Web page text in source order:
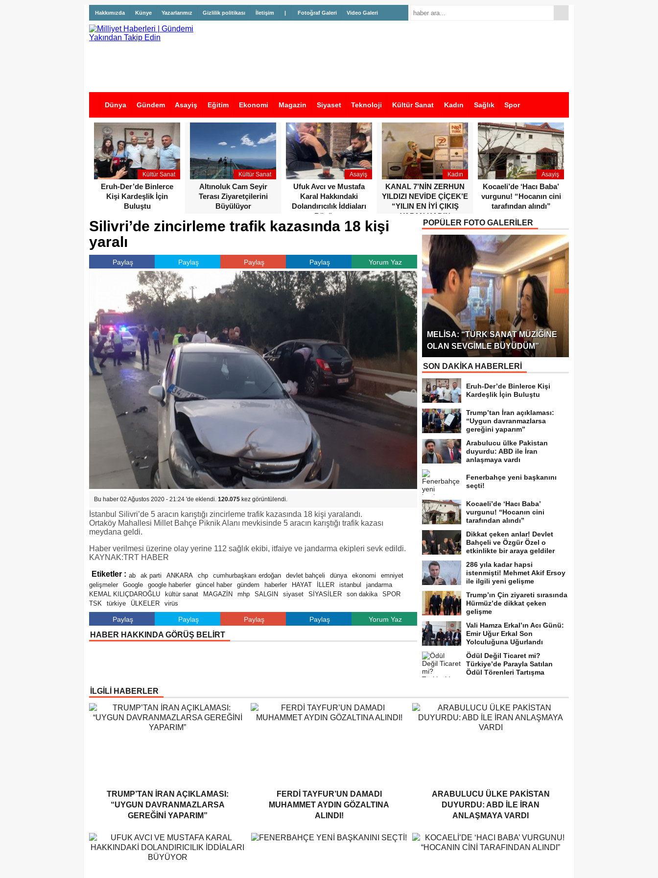
Hakkımızda Künye Yazarlarımız Gizlilik politikası İletişim | Fotoğraf Galeri Video Galeri
Dünya Gündem Asayiş Eğitim Ekonomi Magazin Siyaset Teknoloji Kültür Sanat Kadın Sağlık Spor
İş İlanları
Kültür Sanat
Eruh-Der’de Binlerce
Kişi Kardeşlik İçin
Buluştu
Kültür Sanat
Altınoluk Cam Seyir
Terası Ziyaretçilerini
Büyülüyor
Asayiş
Ufuk Avcı ve Mustafa
Karal Hakkındaki
Dolandırıcılık İddiaları
Büyüyor
Kadın
KANAL 7’NİN ZERHUN
YILDIZI NEVİDE ÇİÇEK’E
“YILIN EN İYİ ÇIKIŞ
YAPAN KADIN
OYUNCUSU” ÖDÜLÜ!
Asayiş
Kocaeli’de ‘Hacı Baba’
vurgunu! “Hocanın cini
tarafından alındı”
Silivri’de zincirleme trafik kazasında 18 kişi
yaralı
Paylaş Paylaş Paylaş Paylaş Yorum Yaz
Bu haber 02 Ağustos 2020 - 21:24 'de eklendi. 120.075 kez görüntülendi.
İstanbul Silivri’de 5 aracın karıştığı zincirleme trafik kazasında 18 kişi yaralandı.
Ortaköy Mahallesi Millet Bahçe Piknik Alanı mevkisinde 5 aracın karıştığı trafik kazası
meydana geldi.
Haber verilmesi üzerine olay yerine 112 sağlık ekibi, itfaiye ve jandarma ekipleri sevk edildi.
KAYNAK:TRT HABER
Etiketler : ab ak parti ANKARA chp cumhurbaşkanı erdoğan devlet bahçeli dünya ekonomi
emniyet
gelişmeler
Google google haberler güncel haber gündem haberler HAYAT İLLER istanbul
jandarma
KEMAL KILIÇDAROĞLU
kültür sanat MAGAZİN mhp SALGIN siyaset SİYASİLER son dakika
SPOR
TSK
türkiye ÜLKELER virüs
Paylaş Paylaş Paylaş Paylaş Yorum Yaz
HABER HAKKINDA GÖRÜŞ BELİRT
POPÜLER FOTO GALERİLER
MELISA: “TÜRK SANAT MÜZIĞINE
OLAN SEVGIMLE BÜYÜDÜM”
SON DAKİKA HABERLERİ
Eruh-Der’de Binlerce Kişi
Kardeşlik İçin Buluştu
Trump’tan İran açıklaması:
“Uygun davranmazlarsa
gereğini yaparım”
Arabulucu ülke Pakistan
duyurdu: ABD ile İran
anlaşmaya vardı
Fenerbahçe yeni başkanını
seçti!
Kocaeli’de ‘Hacı Baba’
vurgunu! “Hocanın cini
tarafından alındı”
Dikkat çeken anlar! Devlet
Bahçeli ve Özgür Özel o
etkinlikte bir araya geldiler
286 yıla kadar hapsi
istenmişti! Mehmet Akif Ersoy
ile ilgili yeni gelişme
Trump’ın Çin ziyareti sırasında
Hürmüz’de dikkat çeken
gelişme
Vali Hamza Erkal’ın Acı Günü:
Emir Uğur Erkal Son
Yolculuğuna Uğurlandı
Ödül Değil Ticaret mi?
Türkiye’de Parayla Satılan
Ödül Törenleri Tartışma
İLGİLİ HABERLER
TRUMP’TAN İRAN AÇIKLAMASI:
“UYGUN DAVRANMAZLARSA
GEREĞINI YAPARIM”
FERDI TAYFUR’UN DAMADI
MUHAMMET AYDIN GÖZALTINA
ALINDI!
ARABULUCU ÜLKE PAKISTAN
DUYURDU: ABD ILE İRAN
ANLAŞMAYA VARDI